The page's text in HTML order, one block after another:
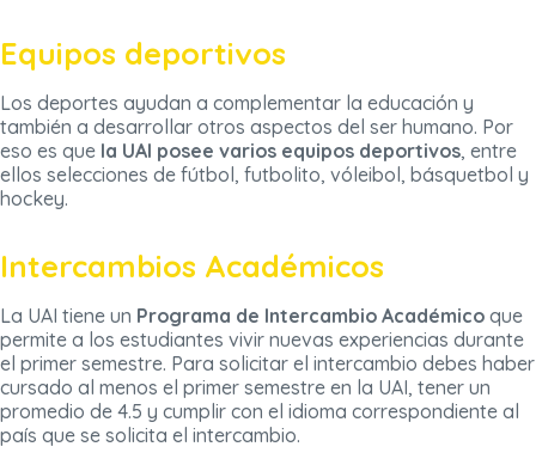
Equipos deportivos
Los deportes ayudan a complementar la educación y
también a desarrollar otros aspectos del ser humano. Por
eso es que la UAI posee varios equipos deportivos, entre
ellos selecciones de fútbol, futbolito, vóleibol, básquetbol y
hockey.
Intercambios Académicos
La UAI tiene un Programa de Intercambio Académico que
permite a los estudiantes vivir nuevas experiencias durante
el primer semestre. Para solicitar el intercambio debes haber
cursado al menos el primer semestre en la UAI, tener un
promedio de 4.5 y cumplir con el idioma correspondiente al
país que se solicita el intercambio.